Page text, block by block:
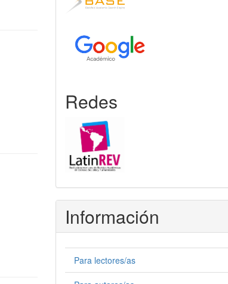
Redes
Información
Para lectores/as